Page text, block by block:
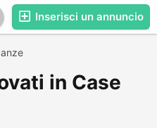
Inserisci un annuncio
in Case